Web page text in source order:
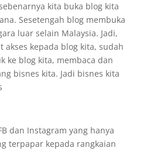
kita buka blog kita
Sesetengah blog membuka
luar selain Malaysia. Jadi,
akses kepada blog kita, sudah
ke blog kita, membaca dan
bisnes kita. Jadi bisnes kita
dan Instagram yang hanya
terpapar kepada rangkaian